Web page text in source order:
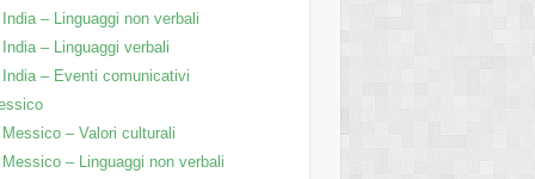
India – Linguaggi non verbali
India – Linguaggi verbali
India – Eventi comunicativi
Messico – Valori culturali
Messico – Linguaggi non verbali